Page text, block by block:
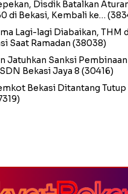
Disdik Batalkan
di Bekasi, Kembali ke…
Lagi-lagi Diabaikan, THM
Saat Ramadan (38038)
Jatuhkan Sanksi
Bekasi Jaya 8 (30416)
Bekasi Ditantang Tutup